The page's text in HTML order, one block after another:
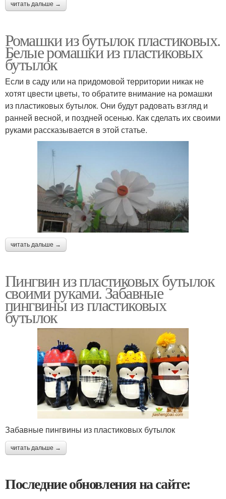
читать дальше →
Ромашки из бутылок пластиковых.
Белые ромашки из пластиковых
бутылок
Если в саду или на придомовой территории никак не
хотят цвести цветы, то обратите внимание на ромашки
из пластиковых бутылок. Они будут радовать взгляд и
ранней весной, и поздней осенью. Как сделать их своими
руками рассказывается в этой статье.
читать дальше →
Пингвин из пластиковых бутылок
своими руками. Забавные
пингвины из пластиковых
бутылок
Забавные пингвины из пластиковых бутылок
читать дальше →
Последние обновления на сайте: